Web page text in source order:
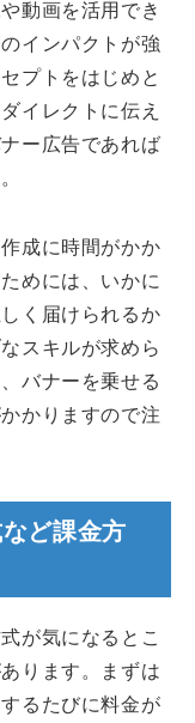
動画を活用でき
インパクトが強
プトをはじめと
イレクトに伝え
ー広告であれば
成に時間がかか
めには、いかに
く届けられるか
スキルが求めら
バナーを乗せる
かりますので注
ど課金方
が気になるとこ
ります。まずは
るたびに料金が